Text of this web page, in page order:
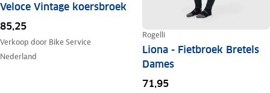
Veloce Vintage koersbroek
85,25
Verkoop door Bike Service
Nederland
Rogelli
Liona - Fietbroek Bretels
Dames
71,95